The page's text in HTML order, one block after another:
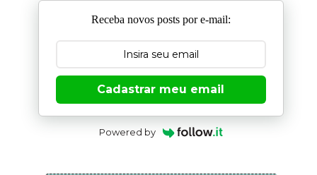
Receba novos posts por e-mail:
Cadastrar meu email
Powered by